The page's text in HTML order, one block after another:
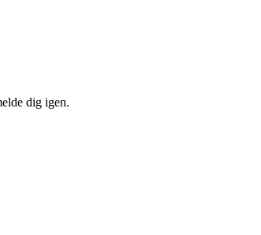
dig igen.